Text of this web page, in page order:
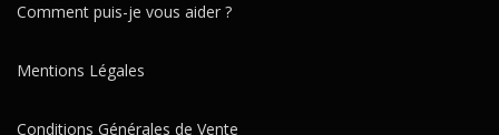
Comment puis-je vous aider ?
Mentions Légales
Conditions Générales de Vente